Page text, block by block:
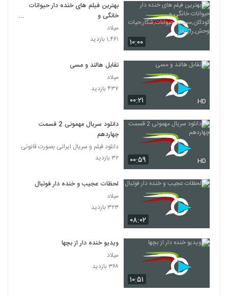
۱۰:۰۰
بهترین فیلم های خنده دار حیوانات
خانگی و
کودکان,مستند,حیوانات,شکار,حیات
وحش,راز بقا
میلاد
۱,۴۶۱ بازدید
۰۰:۲۱ HD
تقابل هالند و مسی
میلاد
۴۳۷ بازدید
۰۰:۵۹ HD
دانلود سریال مهمونی 2 قسمت
چهاردهم
دانلود فیلم و سریال ایرانی بصورت قانونی
۳۲ بازدید
۰۸:۰۲
لحظات عجیب و خنده دار فوتبال
میلاد
۳۲۳ بازدید
۱۰:۵۱
ویدیو خنده دار از بچها
میلاد
۳۶۸ بازدید